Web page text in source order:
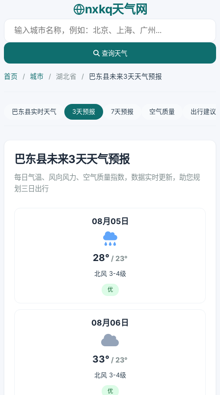
nxkq天气网
查询天气
首页 / 城市 / 湖北省 / 巴东县未来3天天气预报
巴东县实时天气 3天预报 7天预报 空气质量 出行建议
巴东县未来3天天气预报
每日气温、风向风力、空气质量指数，数据实时更新，助您规
划三日出行
08月05日
28° / 23°
北风 3-4级
优
08月06日
33° / 23°
北风 3-4级
优